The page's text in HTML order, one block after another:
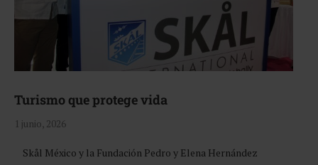
Turismo que protege vida
1 junio, 2026
Skål México y la Fundación Pedro y Elena Hernández